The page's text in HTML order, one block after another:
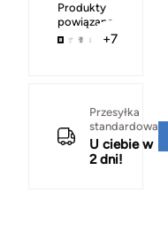
Produkty
powiązane
+7
Przesyłka
standardowa
U ciebie w
2 dni!